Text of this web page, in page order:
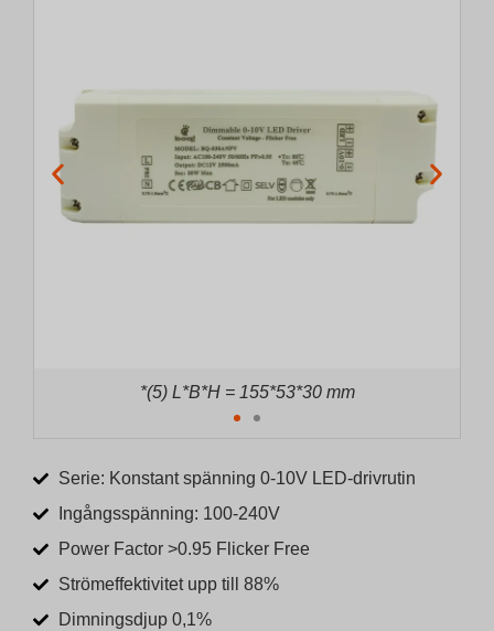
*(6) L*B*H = 175*56*31 mm
Serie: Konstant spänning 0-10V LED-drivrutin
Ingångsspänning: 100-240V
Power Factor >0.95 Flicker Free
Strömeffektivitet upp till 88%
Dimningsdjup 0,1%